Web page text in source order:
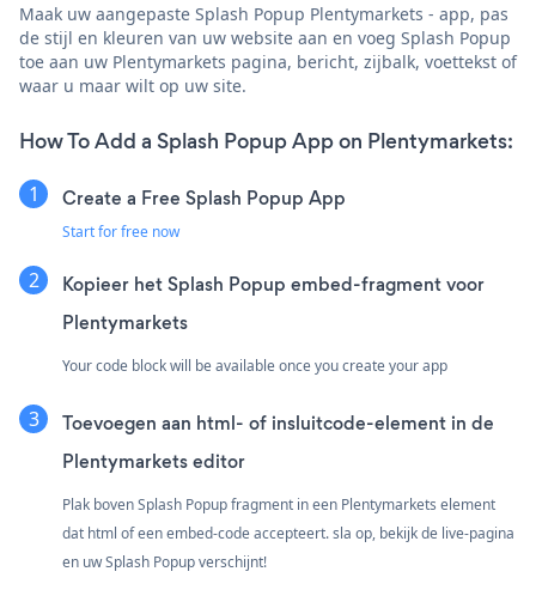
Maak uw aangepaste Splash Popup Plentymarkets - app, pas
de stijl en kleuren van uw website aan en voeg Splash Popup
toe aan uw Plentymarkets pagina, bericht, zijbalk, voettekst of
waar u maar wilt op uw site.
How To Add a Splash Popup App on Plentymarkets:
Create a Free Splash Popup App
Start for free now
Kopieer het Splash Popup embed-fragment voor
Plentymarkets
Your code block will be available once you create your app
Toevoegen aan html- of insluitcode-element in de
Plentymarkets editor
Plak boven Splash Popup fragment in een Plentymarkets element
dat html of een embed-code accepteert. sla op, bekijk de live-pagina
en uw Splash Popup verschijnt!